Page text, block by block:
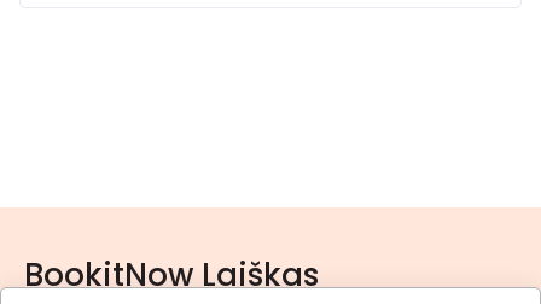
BookitNow Laiškas